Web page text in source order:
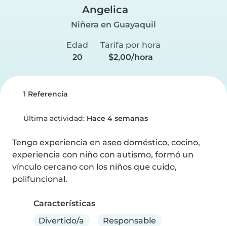
Angelica
Niñera en Guayaquil
Edad
20
Tarifa por hora
$2,00/hora
1 Referencia
Última actividad: Hace 4 semanas
Tengo experiencia en aseo doméstico, cocino,
experiencia con niño con autismo, formó un
vínculo cercano con los niños que cuido,
polifuncional.
Características
Divertido/a
Responsable